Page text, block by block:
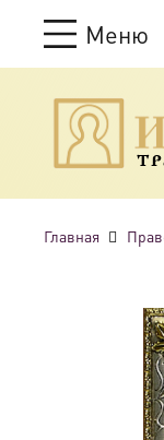
Меню
Главная